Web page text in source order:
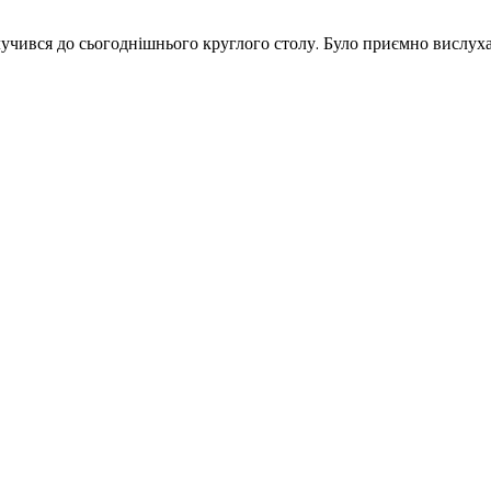
до сьогоднішнього круглого столу. Було приємно